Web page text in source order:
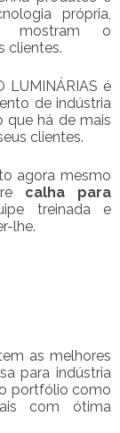
própria,
mostram o
clientes.
LUMINÁRIAS é
de indústria
que há de mais
clientes.
agora mesmo
calha para
treinada e
lhe.
as melhores
para indústria
portfólio como
com ótima